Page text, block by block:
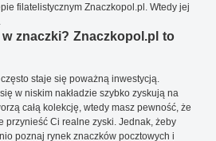
filatelistycznym Znaczkopol.pl. Wtedy jej
znaczki? Znaczkopol.pl to
staje się poważną inwestycją.
w niskim nakładzie szybko zyskują na
całą kolekcję, wtedy masz pewność, że
przynieść Ci realne zyski. Jednak, żeby
poznaj rynek znaczków pocztowych i